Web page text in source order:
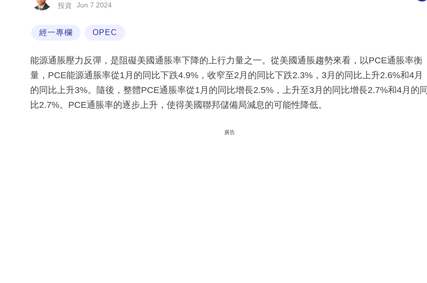
投資 Jun 7 2024
經一專欄 OPEC
能源通脹壓力反彈，是阻礙美國通脹率下降的上行力量之一。從美國通脹趨勢來看，以PCE通脹率衡
量，PCE能源通脹率從1月的同比下跌4.9%，收窄至2月的同比下跌2.3%，3月的同比上升2.6%和4月
的同比上升3%。隨後，整體PCE通脹率從1月的同比增長2.5%，上升至3月的同比增長2.7%和4月的同
比2.7%。PCE通脹率的逐步上升，使得美國聯邦儲備局減息的可能性降低。
廣告